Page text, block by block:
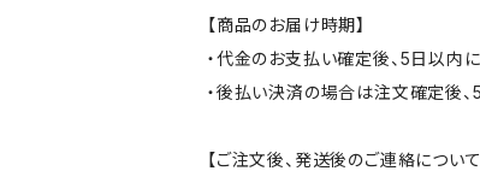
【商品のお届け時期】
・代金のお支払い確定後、5日以内に
・後払い決済の場合は注文確定後、
【ご注文後、発送後のご連絡について